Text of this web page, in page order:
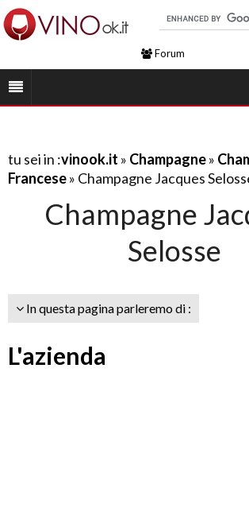
Forum
tu sei in :vinook.it » Champagne»
Francese» Champagne Jacques
Champagne
Selosse
In questa pagina parleremo di :
L'azienda